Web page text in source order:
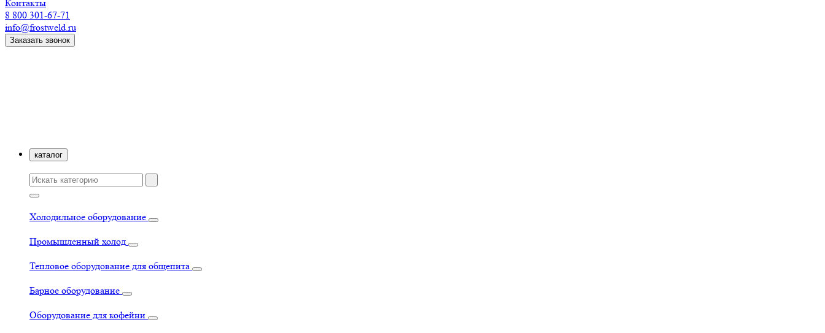
Контакты
8 800 301-67-71
info@frostweld.ru
Заказать звонок
каталог
Холодильное оборудование
Промышленный холод
Тепловое оборудование для общепита
Барное оборудование
Оборудование для кофейни